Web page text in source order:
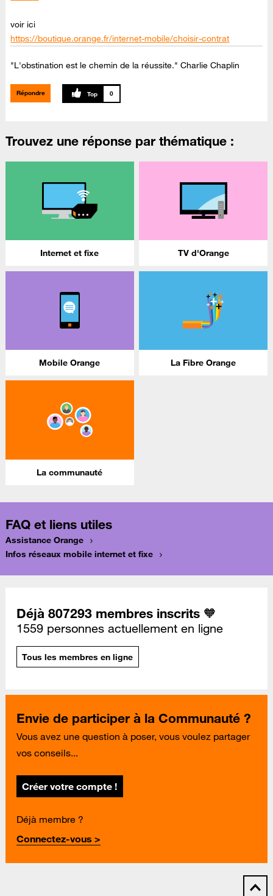
voir ici
https://boutique.orange.fr/internet-mobile/choisir-contrat
"L'obstination est le chemin de la réussite." Charlie Chaplin
Répondre 0
Trouvez une réponse par thématique :
Internet et fixe TV d'Orange
Mobile Orange La Fibre Orange
La communauté
FAQ et liens utiles
Assistance Orange
Infos réseaux mobile internet et fixe
Déjà 807293 membres inscrits 🧡
1559 personnes actuellement en ligne
Tous les membres en ligne
Envie de participer à la Communauté ?
Vous avez une question à poser, vous voulez partager
vos conseils...
Créer votre compte !
Déjà membre ?
Connectez-vous >